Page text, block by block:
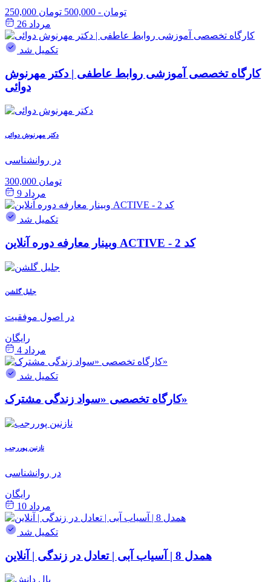
250,000 تومان - 500,000 تومان
مرداد 26
تکمیل شد
کارگاه تخصصی آموزشی روابط عاطفی | دکتر مهرنوش
دوائی
دکتر مهرنوش دوائی
در روانشناسی
300,000 تومان
مرداد 9
تکمیل شد
وبینار معارفه دوره آنلاین ACTIVE - کد 2
جلیل گلشن
در اصول موفقیت
رایگان
مرداد 4
تکمیل شد
کارگاه تخصصی «سواد زندگی مشترک»
نازنین پوررجب
در روانشناسی
رایگان
مرداد 10
تکمیل شد
همدل 8 | آسیاب آبی | تعادل در زندگی | آنلاین